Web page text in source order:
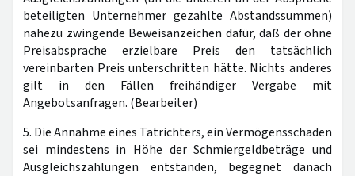
beteiligten Unternehmer gezahlte Abstandssummen)
nahezu zwingende Beweisanzeichen dafür, daß der ohne
Preisabsprache erzielbare Preis den tatsächlich
vereinbarten Preis unterschritten hätte. Nichts anderes
gilt in den Fällen freihändiger Vergabe mit
Angebotsanfragen. (Bearbeiter)
5. Die Annahme eines Tatrichters, ein Vermögensschaden
sei mindestens in Höhe der Schmiergeldbeträge und
Ausgleichszahlungen entstanden, begegnet danach